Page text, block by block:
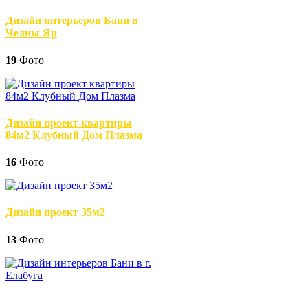
Дизайн интерьеров Бани в
Челны Яр
19 Фото
Дизайн проект квартиры
84м2 Клубный Дом Плазма
16 Фото
Дизайн проект 35м2
13 Фото